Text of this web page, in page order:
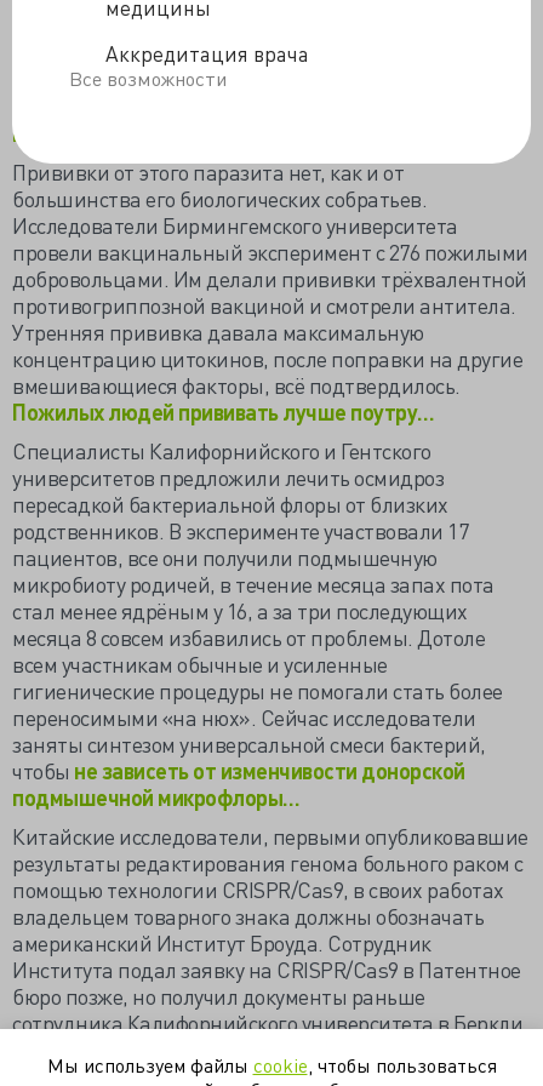
медицины
Аккредитация врача
Все возможности
паразитом белками. Антитела убивают нейроны, что
проявляется неврологическими симптомами. Почему
этот глист у кого-то вызывает онхоцеркоз, а у детишек
выяснили, но ищут…
Прививки от этого паразита нет, как и от
большинства его биологических собратьев.
Исследователи Бирмингемского университета
провели вакцинальный эксперимент с 276 пожилыми
добровольцами. Им делали прививки трёхвалентной
противогриппозной вакциной и смотрели антитела.
Утренняя прививка давала максимальную
концентрацию цитокинов, после поправки на другие
вмешивающиеся факторы, всё подтвердилось.
Пожилых людей прививать лучше поутру…
Специалисты Калифорнийского и Гентского
университетов предложили лечить осмидроз
пересадкой бактериальной флоры от близких
родственников. В эксперименте участвовали 17
пациентов, все они получили подмышечную
микробиоту родичей, в течение месяца запах пота
стал менее ядрёным у 16, а за три последующих
месяца 8 совсем избавились от проблемы. Дотоле
всем участникам обычные и усиленные
гигиенические процедуры не помогали стать более
переносимыми «на нюх». Сейчас исследователи
заняты синтезом универсальной смеси бактерий,
чтобы не зависеть от изменчивости донорской
подмышечной микрофлоры…
Китайские исследователи, первыми опубликовавшие
результаты редактирования генома больного раком с
помощью технологии CRISPR/Cas9, в своих работах
владельцем товарного знака должны обозначать
американский Институт Броуда. Сотрудник
Института подал заявку на CRISPR/Cas9 в Патентное
бюро позже, но получил документы раньше
сотрудника Калифорнийского университета в Беркли,
раз было подтверждено, чтобез «бумажки»
Мы используем файлы cookie , чтобы пользоваться